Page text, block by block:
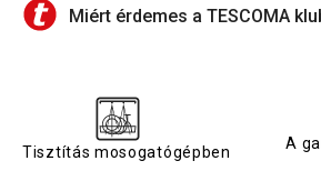
Miért érdemes a TESCOMA
Tisztítás mosogatógépben
A